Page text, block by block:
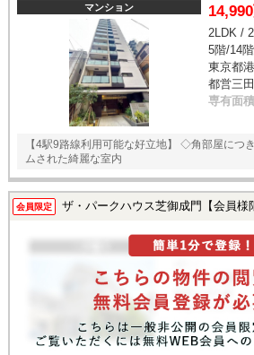
マンション
2LDK /
5階/14
東京都
都営三
専有面積
【4駅9路線利用可能な好立地】 ◇角部屋につ
ムされた綺麗な室内
会員限定 ザ・パークハウス芝御成門【会員様